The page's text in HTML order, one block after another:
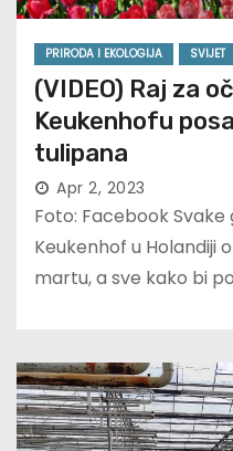
PRIRODA I EKOLOGIJA SVIJET
(VIDEO) Raj za
Keukenhofu
tulipana
Apr 2, 2023
Foto: Facebook
Keukenhof u Holandiji
martu, a sve kako bi